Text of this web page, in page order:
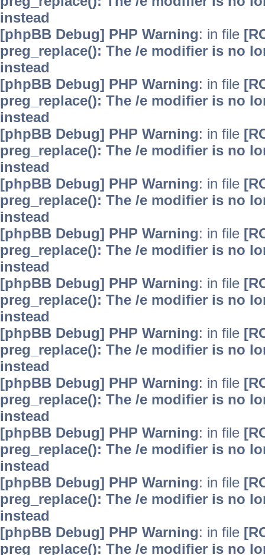
instead
[phpBB Debug] PHP Warning: in file
preg_replace(): The /e modifier is no
instead
[phpBB Debug] PHP Warning: in file
preg_replace(): The /e modifier is no
instead
[phpBB Debug] PHP Warning: in file
preg_replace(): The /e modifier is no
instead
[phpBB Debug] PHP Warning: in file
preg_replace(): The /e modifier is no
instead
[phpBB Debug] PHP Warning: in file
preg_replace(): The /e modifier is no
instead
[phpBB Debug] PHP Warning: in file
preg_replace(): The /e modifier is no
instead
[phpBB Debug] PHP Warning: in file
preg_replace(): The /e modifier is no
instead
[phpBB Debug] PHP Warning: in file
preg_replace(): The /e modifier is no
instead
[phpBB Debug] PHP Warning: in file
preg_replace(): The /e modifier is no
instead
[phpBB Debug] PHP Warning: in file
preg_replace(): The /e modifier is no
instead
[phpBB Debug] PHP Warning: in file
preg_replace(): The /e modifier is no